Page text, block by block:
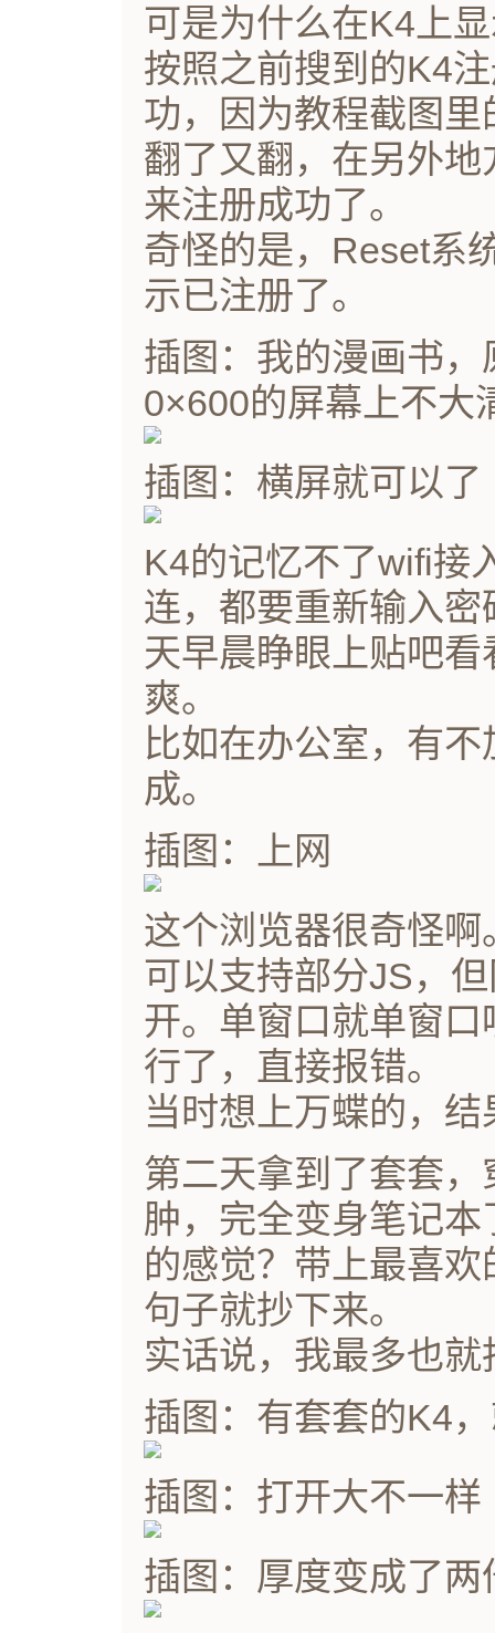
可是为什么在K4上
按照之前搜到的K4
功，因为教程截图
翻了又翻，在另外
来注册成功了。
奇怪的是，Reset系
示已注册了。
插图：我的漫画书
0×600的屏幕上不大
插图：横屏就可以了
K4的记忆不了wifi接
连，都要重新输入
天早晨睁眼上贴吧
爽。
比如在办公室，有
成。
插图：上网
这个浏览器很奇怪啊
可以支持部分JS，
开。单窗口就单窗
行了，直接报错。
当时想上万蝶的，
第二天拿到了套套
肿，完全变身笔记
的感觉？带上最喜
句子就抄下来。
实话说，我最多也
插图：有套套的K4
插图：打开大不一样
插图：厚度变成了两